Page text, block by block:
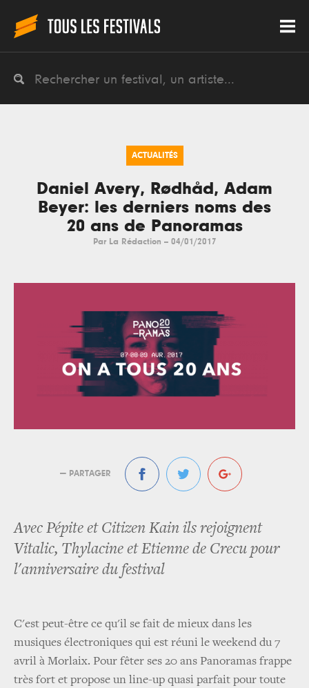
ACTUALITÉS
Daniel Avery, Rødhåd, Adam
Beyer: les derniers noms des
20 ans de Panoramas
Par La Rédaction -- 04/01/2017
— PARTAGER
Avec Pépite et Citizen Kain ils rejoignent
Vitalic, Thylacine et Etienne de Crecu pour
l'anniversaire du festival
C'est peut-être ce qu'il se fait de mieux dans les
musiques électroniques qui est réuni le weekend du 7
avril à Morlaix. Pour fêter ses 20 ans Panoramas frappe
très fort et propose un line-up quasi parfait pour toute